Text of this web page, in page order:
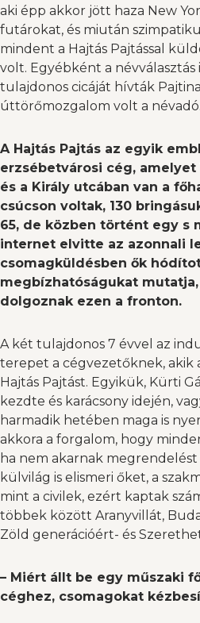
aki épp akkor jött haza New
futárokat, és miután
mindent a Hajtás Pajtással
volt. Egyébként a
tulajdonos cicáját hívták
úttörőmozgalom volt a névadó.
A Hajtás Pajtás az egyik
erzsébetvárosi cég, amelyet
és a Király utcában van a
csúcson voltak, 130
65, de közben történt egy s
internet elvitte az azonnali
csomagküldésben ők
megbízhatóságukat
dolgoznak ezen a fronton.
A két tulajdonos 7 évvel az
terepet a cégvezetőknek, akik
Hajtás Pajtást. Egyikük, Kürti
kezdte és karácsony idején,
harmadik hetében maga is
akkora a forgalom, hogy
ha nem akarnak megrendelést
külvilág is elismeri őket, a
mint a civilek, ezért kaptak
többek között Aranyvillát,
Zöld generációért- és
– Miért állt be egy műszaki
céghez, csomagokat